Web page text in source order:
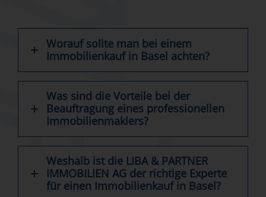
Worauf sollte man bei einem
Immobilienkauf in Basel achten?
Was sind die Vorteile bei der
Beauftragung eines professionellen
Immobilienmaklers?
Weshalb ist die LIBA & PARTNER
IMMOBILIEN AG der richtige Experte
für einen Immobilienkauf in Basel?